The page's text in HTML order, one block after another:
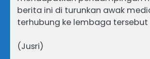
berita ini di turunkan awak
terhubung ke lembaga tersebut
(Jusri)